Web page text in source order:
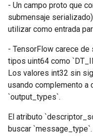
- Un campo proto que
submensaje
utilizar como entrada
- TensorFlow carece
tipos uint64 como
Los valores int32 sin
usando complemento a
`output_types`.
El atributo
buscar